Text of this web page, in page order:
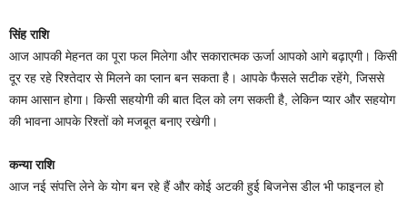
सिंह राशि
आज आपकी मेहनत का पूरा फल मिलेगा और सकारात्मक ऊर्जा आपको आगे बढ़ाएगी। किसी
दूर रह रहे रिश्तेदार से मिलने का प्लान बन सकता है। आपके फैसले सटीक रहेंगे, जिससे
काम आसान होगा। किसी सहयोगी की बात दिल को लग सकती है, लेकिन प्यार और सहयोग
की भावना आपके रिश्तों को मजबूत बनाए रखेगी।
कन्या राशि
आज नई संपत्ति लेने के योग बन रहे हैं और कोई अटकी हुई बिजनेस डील भी फाइनल हो